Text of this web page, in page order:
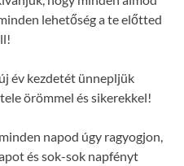
lehetőség a te előtted
év kezdetét ünnepljük
örömmel és sikerekkel!
napod úgy ragyogjon,
és sok-sok napfényt